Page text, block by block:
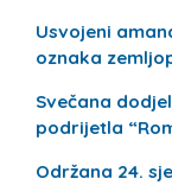
Usvojeni
oznaka
Svečana
podrijetla
Održana 24.